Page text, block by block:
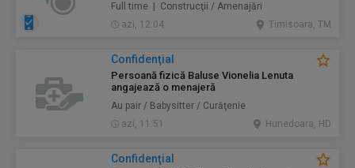
Full time | Construcţii / Amenajări
azi, 12:04
Timisoara, TM
Confidenţial
Persoană fizică Baluse Vionelia Lenuta
angajează o menajeră
Au pair / Babysitter / Curăţenie
azi, 11:51
Hunedoara, HD
Confidenţial